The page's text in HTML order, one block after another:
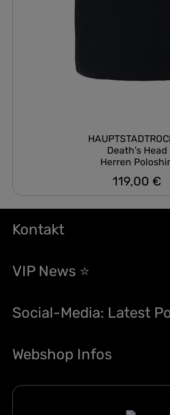
Death's Head
Herren
Regulärer Preis:
119,00 €
Kontakt
VIP News ⭐
Social-Media: Latest
Webshop Infos